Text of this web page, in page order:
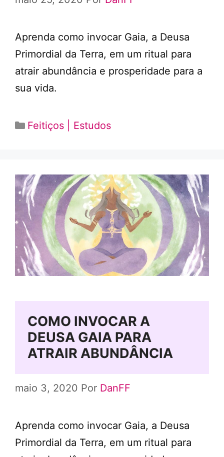
Aprenda como invocar Gaia, a Deusa
Primordial da Terra, em um ritual para
atrair abundância e prosperidade para a
sua vida.
Categorias
Feitiços | Estudos
COMO INVOCAR A
DEUSA GAIA PARA
ATRAIR ABUNDÂNCIA
maio 3, 2020 Por DanFF
Aprenda como invocar Gaia, a Deusa
Primordial da Terra, em um ritual para